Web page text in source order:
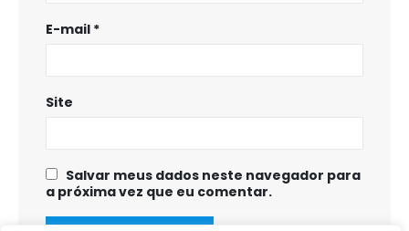
E-mail *
Site
Salvar meus dados neste navegador para
a próxima vez que eu comentar.